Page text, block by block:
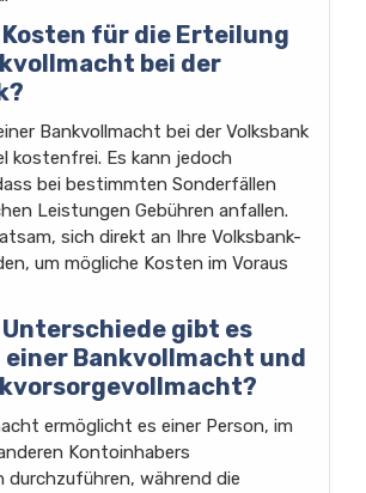
Kosten für die Erteilung
bei der
Bankvollmacht bei der Volksbank
kostenfrei. Es kann jedoch
bei bestimmten Sonderfällen
Leistungen Gebühren anfallen.
sich direkt an Ihre Volksbank-
um mögliche Kosten im Voraus
Unterschiede gibt es
Bankvollmacht und
ermöglicht es einer Person, im
Kontoinhabers
durchzuführen, während die